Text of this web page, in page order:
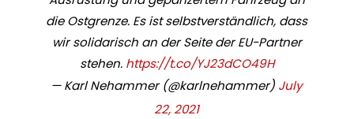
die Ostgrenze. Es ist selbstverständlich, dass
wir solidarisch an der Seite der EU-Partner
stehen. https://t.co/YJ23dCO49H
— Karl Nehammer (@karlnehammer) July
22, 2021